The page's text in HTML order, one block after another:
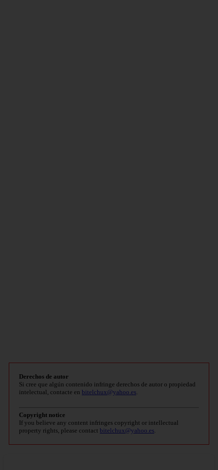
Derechos de autor
Si cree que algún contenido infringe derechos de autor o propiedad
intelectual, contacte en bitelchux@yahoo.es.
Copyright notice
If you believe any content infringes copyright or intellectual
property rights, please contact bitelchux@yahoo.es.